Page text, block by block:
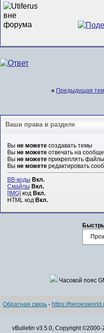
« Предыдущая
Ваши права в разделе
Вы не можетесоздавать темы
Вы не можетеотвечать на
Вы не можетеприкреплять файлы
Вы не можетередактировать
BB-коды Вкл.
Смайлы Вкл.
[IMG] код Вкл.
HTML код Вкл.
Часовой пояс
Обратная связь - https://
vBulletin v3.5.0, Copyright ©2000-